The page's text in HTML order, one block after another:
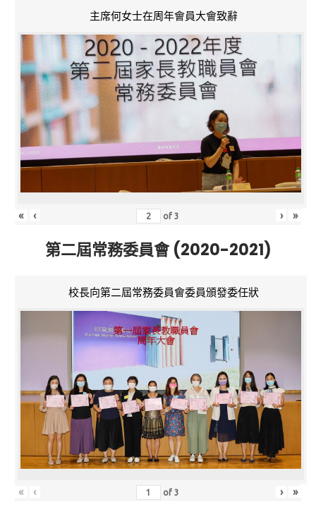
主席何女士在周年會員大會致辭
« ‹ of3 › »
第二屆常務委員會 (2020-2021)
校長向第二屆常務委員會委員頒發委任狀
« ‹ of3 › »